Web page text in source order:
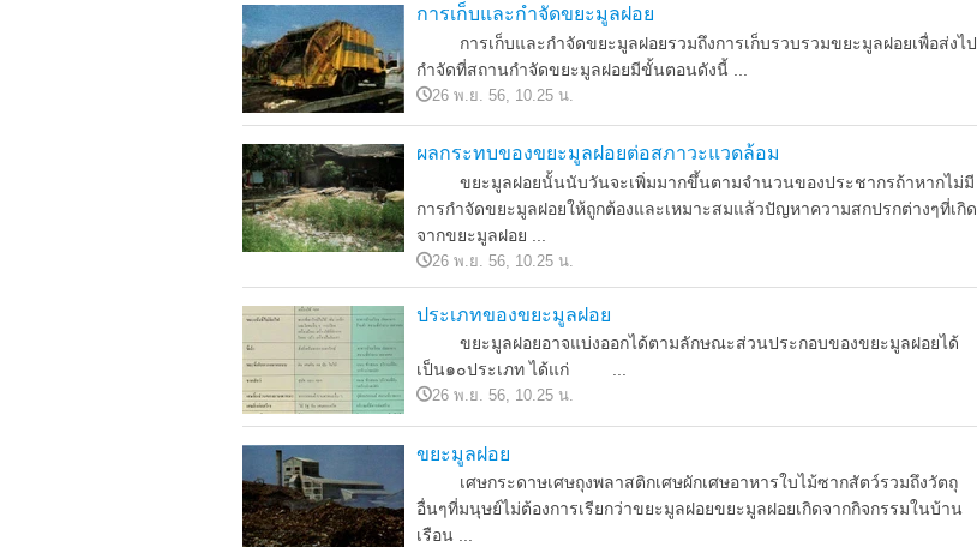
การเก็บและกำจัดขยะมูลฝอย
การเก็บและกำจัดขยะมูลฝอยรวมถึงการเก็บรวบรวมขยะมูลฝอยเพื่อส่งไป
กำจัดที่สถานกำจัดขยะมูลฝอยมีขั้นตอนดังนี้ ...
26 พ.ย. 56, 10.25 น.
ผลกระทบของขยะมูลฝอยต่อสภาวะแวดล้อม
ขยะมูลฝอยนั้นนับวันจะเพิ่มมากขึ้นตามจำนวนของประชากรถ้าหากไม่มี
การกำจัดขยะมูลฝอยให้ถูกต้องและเหมาะสมแล้วปัญหาความสกปรกต่างๆที่เกิด
จากขยะมูลฝอย ...
26 พ.ย. 56, 10.25 น.
ประเภทของขยะมูลฝอย
ขยะมูลฝอยอาจแบ่งออกได้ตามลักษณะส่วนประกอบของขยะมูลฝอยได้
เป็น๑๐ประเภท ได้แก่ ...
26 พ.ย. 56, 10.25 น.
ขยะมูลฝอย
เศษกระดาษเศษถุงพลาสติกเศษผักเศษอาหารใบไม้ซากสัตว์รวมถึงวัตถุ
อื่นๆที่มนุษย์ไม่ต้องการเรียกว่าขยะมูลฝอยขยะมูลฝอยเกิดจากกิจกรรมในบ้าน
เรือน ...